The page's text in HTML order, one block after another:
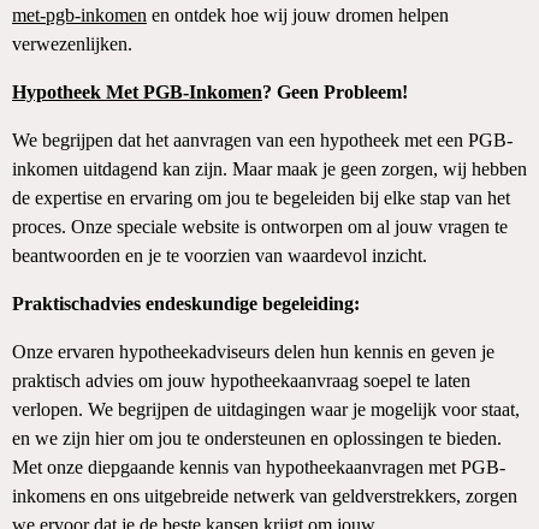
met-pgb-inkomen en ontdek hoe wij jouw dromen helpen
verwezenlijken.
Hypotheek Met PGB-Inkomen? Geen Probleem!
We begrijpen dat het aanvragen van een hypotheek met een PGB-
inkomen uitdagend kan zijn. Maar maak je geen zorgen, wij hebben
de expertise en ervaring om jou te begeleiden bij elke stap van het
proces. Onze speciale website is ontworpen om al jouw vragen te
beantwoorden en je te voorzien van waardevol inzicht.
Praktischadvies endeskundige begeleiding:
Onze ervaren hypotheekadviseurs delen hun kennis en geven je
praktisch advies om jouw hypotheekaanvraag soepel te laten
verlopen. We begrijpen de uitdagingen waar je mogelijk voor staat,
en we zijn hier om jou te ondersteunen en oplossingen te bieden.
Met onze diepgaande kennis van hypotheekaanvragen met PGB-
inkomens en ons uitgebreide netwerk van geldverstrekkers, zorgen
we ervoor dat je de beste kansen krijgt om jouw